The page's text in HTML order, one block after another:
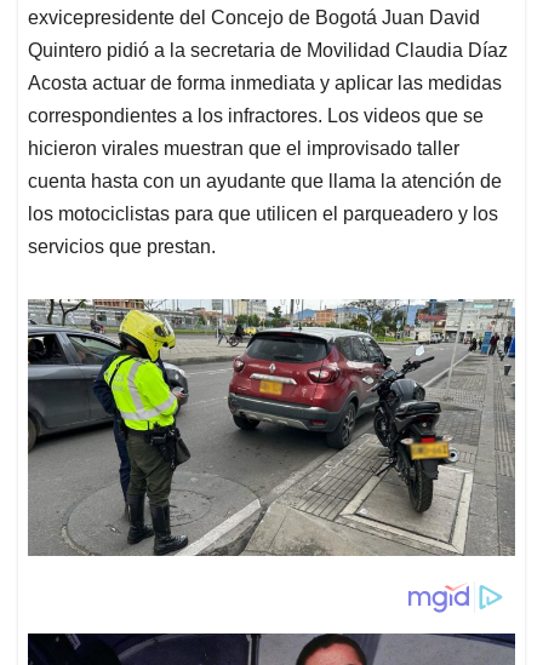
exvicepresidente del Concejo de Bogotá Juan David
Quintero pidió a la secretaria de Movilidad Claudia Díaz
Acosta actuar de forma inmediata y aplicar las medidas
correspondientes a los infractores. Los videos que se
hicieron virales muestran que el improvisado taller
cuenta hasta con un ayudante que llama la atención de
los motociclistas para que utilicen el parqueadero y los
servicios que prestan.